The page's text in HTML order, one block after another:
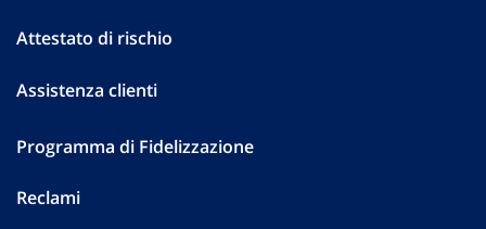
Attestato di rischio
Assistenza clienti
Programma di Fidelizzazione
Reclami